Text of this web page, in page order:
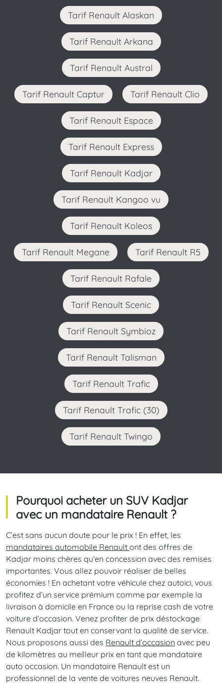
Tarif Renault Alaskan
Tarif Renault Arkana
Tarif Renault Austral
Tarif Renault Captur Tarif Renault Clio
Tarif Renault Espace
Tarif Renault Express
Tarif Renault Kadjar
Tarif Renault Kangoo vu
Tarif Renault Koleos
Tarif Renault Megane Tarif Renault R5
Tarif Renault Rafale
Tarif Renault Scenic
Tarif Renault Symbioz
Tarif Renault Talisman
Tarif Renault Trafic
Tarif Renault Trafic (30)
Tarif Renault Twingo
Pourquoi acheter un SUV Kadjar
avec un mandataire Renault ?
C’est sans aucun doute pour le prix ! En effet, les
mandataires automobile Renault ont des offres de
Kadjar moins chères qu’en concession avec des remises
importantes. Vous allez pouvoir réaliser de belles
économies ! En achetant votre véhicule chez autoici, vous
profitez d’un service prémium comme par exemple la
livraison à domicile en France ou la reprise cash de votre
voiture d’occasion. Venez profiter de prix déstockage
Renault Kadjar tout en conservant la qualité de service.
Nous proposons aussi des Renault d’occasion avec peu
de kilomètres au meilleur prix en tant que mandataire
auto occasion. Un mandataire Renault est un
professionnel de la vente de voitures neuves Renault.